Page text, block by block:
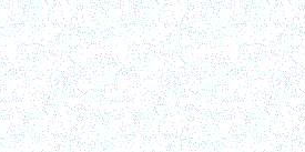
Художное делание молитвы
или хождение в памяти
естественный – не
и страх Божий, память
Все сие суть естественные
чтоб пред собою не трубить и